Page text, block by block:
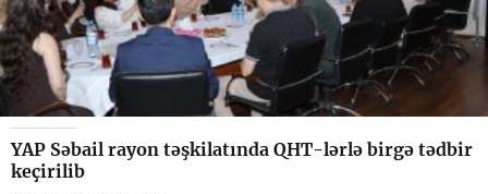
YAP Səbail rayon təşkilatında QHT-lərlə birgə tədbir
keçirilib